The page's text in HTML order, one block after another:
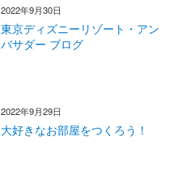
2022年9月30日
東京ディズニーリゾート・アン
バサダー ブログ
2022年9月29日
大好きなお部屋をつくろう！